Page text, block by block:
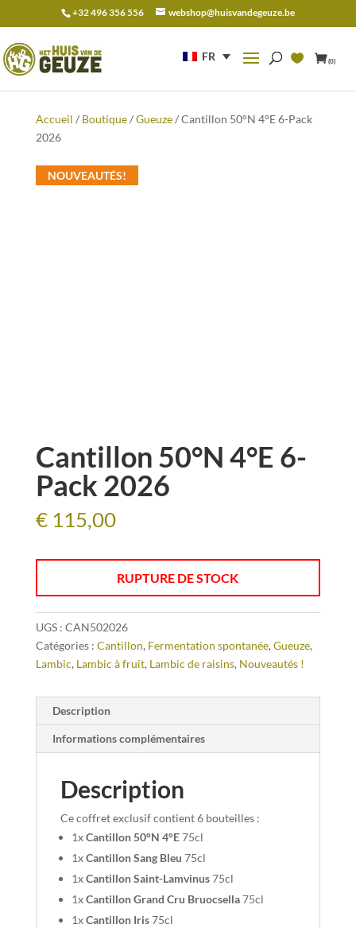
+32 496 356 556 webshop@huisvandegeuze.be
FR (0)
pour :
Accueil / Boutique/Gueuze/ Cantillon 50°N 4°E 6-Pack
2026
NOUVEAUTÉS!
Cantillon 50°N 4°E 6-
Pack 2026
€115,00
RUPTURE DE STOCK
UGS : CAN502026
Catégories : Cantillon, Fermentation spontanée, Gueuze,
Lambic, Lambic à fruit, Lambic de raisins, Nouveautés !
Description
Informations complémentaires
Description
Ce coffret exclusif contient 6 bouteilles :
1xCantillon 50°N 4°E75cl
1xCantillonSang Bleu 75cl
1xCantillonSaint-Lamvinus75cl
1xCantillonGrand Cru Bruocsella75cl
1xCantillon Iris75cl